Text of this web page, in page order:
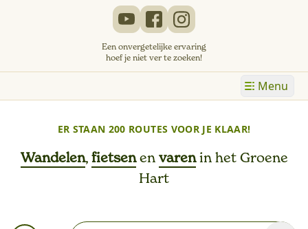
Een onvergetelijke ervaring
hoef je niet ver te zoeken!
Menu
ER STAAN 200 ROUTES VOOR JE KLAAR!
Wandelen,fietsenenvarenin het Groene
Hart